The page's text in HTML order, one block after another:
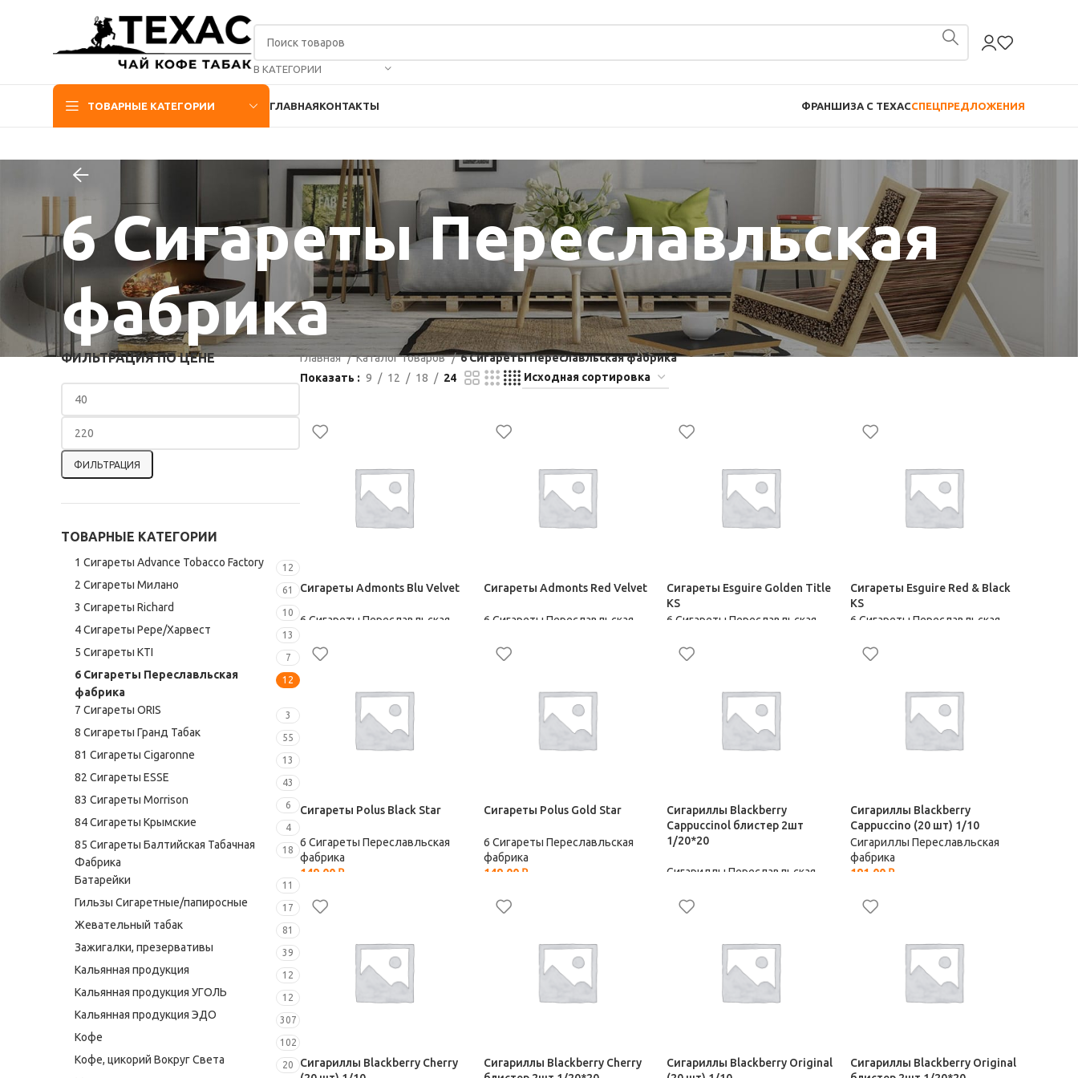
В КАТЕГОРИИ
ТОВАРНЫЕ КАТЕГОРИИ ГЛАВНАЯКОНТАКТЫ ФРАНШИЗА С TEXACСПЕЦПРЕДЛОЖЕНИЯ
6 Сигареты Переславльская
фабрика
ФИЛЬТРАЦИЯ ПО ЦЕНЕ
ФИЛЬТРАЦИЯ
ТОВАРНЫЕ КАТЕГОРИИ
1 Сигареты Advance Tobacco Factory 12
2 Сигареты Милано 61
3 Сигареты Richard 10
4 Сигареты Pepe/Харвест 13
5 Сигареты KTI 7
6 Сигареты Переславльская
фабрика
12
7 Сигареты ORIS 3
8 Сигареты Гранд Табак 55
81 Сигареты Cigaronne 13
82 Сигареты ESSE 43
83 Сигареты Morrison 6
84 Сигареты Крымские 4
85 Сигареты Балтийская Табачная
Фабрика
18
Батарейки 11
Гильзы Сигаретные/папиросные 17
Жевательный табак 81
Зажигалки, презервативы 39
Кальянная продукция 12
Кальянная продукция УГОЛЬ 12
Кальянная продукция ЭДО 307
Кофе 102
Кофе, цикорий Вокруг Света 20
Главная Каталог товаров
6 Сигареты Переславльская фабрика
Показать
9 12 18 24
Сигареты Admonts Blu Velvet
6 Сигареты Переславльская
144,00
Сигареты Admonts Red Velvet
6 Сигареты Переславльская
144,00
Сигареты Esguire Golden Title
KS
6 Сигареты Переславльская
153,50
Сигареты Esguire Red & Black
KS
6 Сигареты Переславльская
153,50
Сигареты Polus Black Star
6 Сигареты Переславльская
фабрика
149,00 ₽
Сигареты Polus Gold Star
6 Сигареты Переславльская
фабрика
149,00 ₽
Сигариллы Blackberry
Cappuccinol блистер 2шт
1/20*20
Сигариллы Переславльская
42,00
Сигариллы Blackberry
Cappuccino (20 шт) 1/10
Сигариллы Переславльская
фабрика
191,00 ₽
Сигариллы Blackberry Cherry
Сигариллы Blackberry Cherry
Сигариллы Blackberry Original
Сигариллы Blackberry Original